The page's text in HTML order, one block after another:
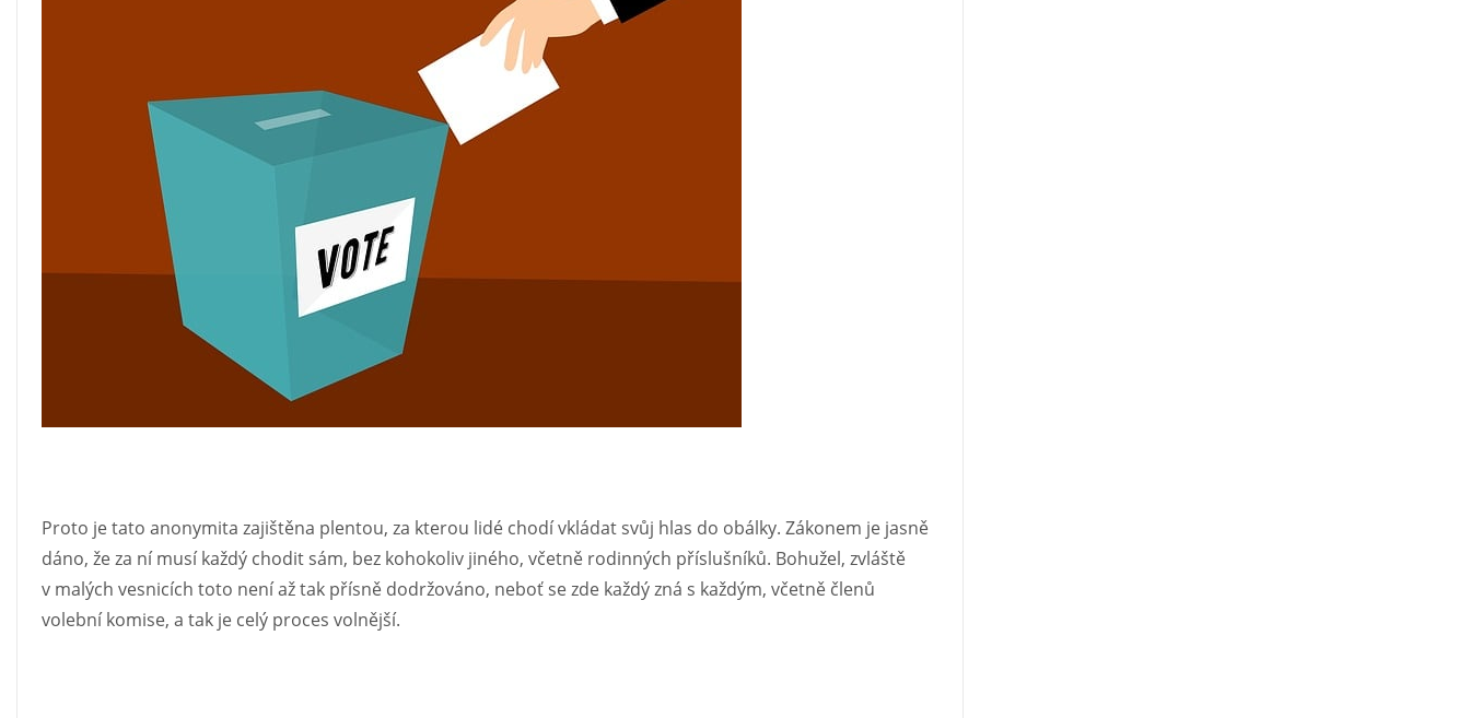
Proto je tato anonymita zajištěna plentou, za kterou lidé chodí vkládat svůj hlas do obálky. Zákonem je jasně
dáno, že za ní musí každý chodit sám, bez kohokoliv jiného, včetně rodinných příslušníků. Bohužel, zvláště
v malých vesnicích toto není až tak přísně dodržováno, neboť se zde každý zná s každým, včetně členů
volební komise, a tak je celý proces volnější.